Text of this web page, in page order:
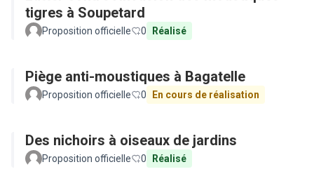
tigres à Soupetard
Proposition officielle 0 Réalisé
Piège anti-moustiques à Bagatelle
Proposition officielle 0 En cours de réalisation
Des nichoirs à oiseaux de jardins
Proposition officielle 0 Réalisé